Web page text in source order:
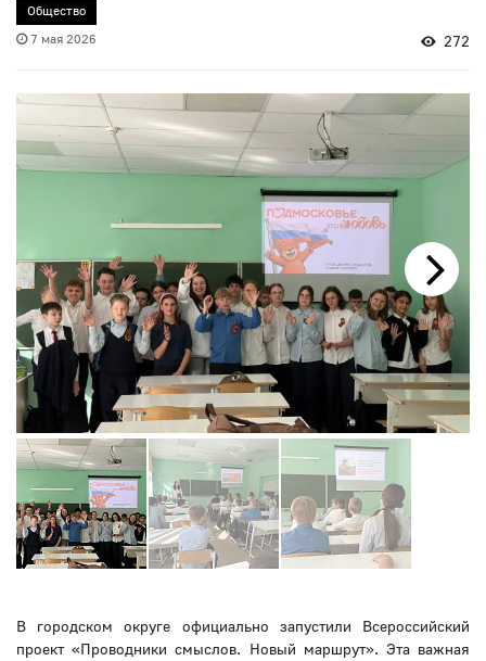
Общество
7 мая 2026
272
Next
В городском округе официально запустили Всероссийский
проект «Проводники смыслов. Новый маршрут». Эта важная